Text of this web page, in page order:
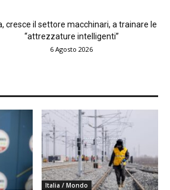
cresce il settore macchinari, a trainare le
“attrezzature intelligenti”
6 Agosto 2026
Italia / Mondo